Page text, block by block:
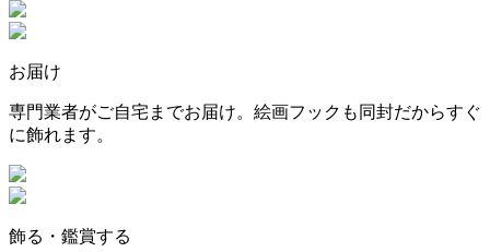
お届け
専門業者がご自宅までお届け。絵画フックも同封だからすぐ
に飾れます。
飾る・鑑賞する